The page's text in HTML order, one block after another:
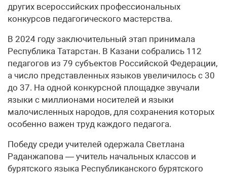
других всероссийских профессиональных
конкурсов педагогического мастерства.
В 2024 году заключительный этап принимала
Республика Татарстан. В Казани собрались 112
педагогов из 79 субъектов Российской Федерации,
а число представленных языков увеличилось с 30
до 37. На одной конкурсной площадке звучали
языки с миллионами носителей и языки
малочисленных народов, для сохранения которых
особенно важен труд каждого педагога.
Победу среди учителей одержала Светлана
Раданжапова — учитель начальных классов и
бурятского языка Республиканского бурятского